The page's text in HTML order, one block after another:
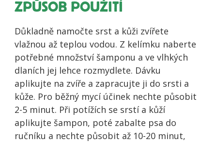
ZPŮSOB POUŽITÍ
Důkladně namočte srst a kůži zvířete
vlažnou až teplou vodou. Z kelímku naberte
potřebné množství šamponu a ve vlhkých
dlaních jej lehce rozmydlete. Dávku
aplikujte na zvíře a zapracujte ji do srsti a
kůže. Pro běžný mycí účinek nechte působit
2-5 minut. Při potížích se srstí a kůží
aplikujte šampon, poté zabalte psa do
ručníku a nechte působit až 10-20 minut,